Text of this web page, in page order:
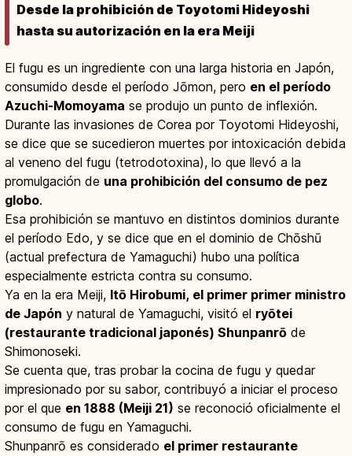
Desde la prohibición de Toyotomi Hideyoshi
hasta su autorización en la era Meiji
El fugu es un ingrediente con una larga historia en Japón,
consumido desde el período Jōmon, pero en el período
Azuchi-Momoyama se produjo un punto de inflexión.
Durante las invasiones de Corea por Toyotomi Hideyoshi,
se dice que se sucedieron muertes por intoxicación debida
al veneno del fugu (tetrodotoxina), lo que llevó a la
promulgación de una prohibición del consumo de pez
globo.
Esa prohibición se mantuvo en distintos dominios durante
el período Edo, y se dice que en el dominio de Chōshū
(actual prefectura de Yamaguchi) hubo una política
especialmente estricta contra su consumo.
Ya en la era Meiji, Itō Hirobumi, el primer primer ministro
de Japón y natural de Yamaguchi, visitó el ryōtei
(restaurante tradicional japonés) Shunpanrō de
Shimonoseki.
Se cuenta que, tras probar la cocina de fugu y quedar
impresionado por su sabor, contribuyó a iniciar el proceso
por el que en 1888 (Meiji 21) se reconoció oficialmente el
consumo de fugu en Yamaguchi.
Shunpanrō es considerado el primer restaurante